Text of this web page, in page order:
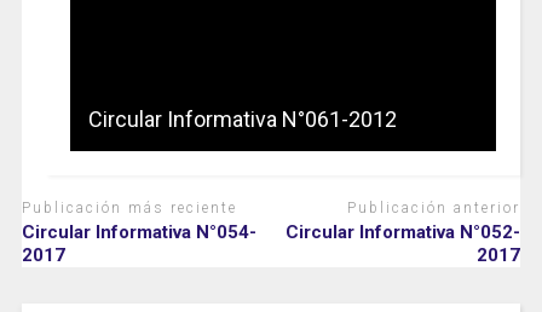
Circular Informativa N°061-2012
Publicación más reciente
Circular Informativa N°054-
2017
Publicación anterior
Circular Informativa N°052-
2017